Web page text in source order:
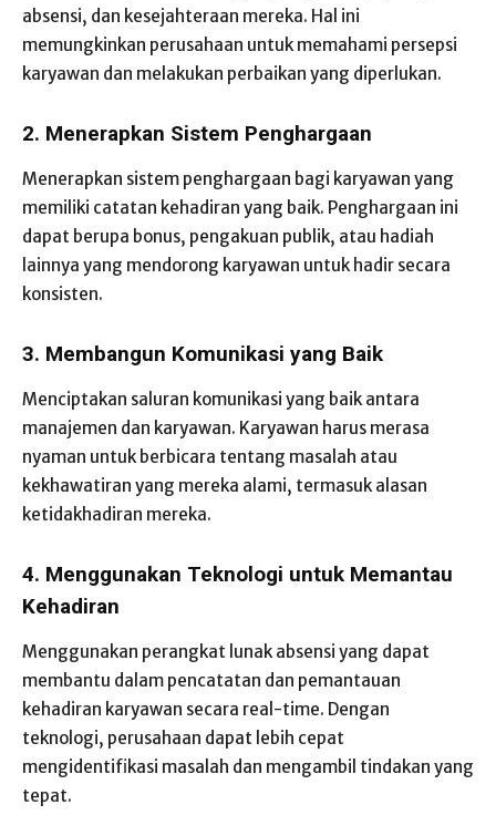
absensi, dan kesejahteraan mereka. Hal ini
memungkinkan perusahaan untuk memahami persepsi
karyawan dan melakukan perbaikan yang diperlukan.
2. Menerapkan Sistem Penghargaan
Menerapkan sistem penghargaan bagi karyawan yang
memiliki catatan kehadiran yang baik. Penghargaan ini
dapat berupa bonus, pengakuan publik, atau hadiah
lainnya yang mendorong karyawan untuk hadir secara
konsisten.
3. Membangun Komunikasi yang Baik
Menciptakan saluran komunikasi yang baik antara
manajemen dan karyawan. Karyawan harus merasa
nyaman untuk berbicara tentang masalah atau
kekhawatiran yang mereka alami, termasuk alasan
ketidakhadiran mereka.
4. Menggunakan Teknologi untuk Memantau
Kehadiran
Menggunakan perangkat lunak absensi yang dapat
membantu dalam pencatatan dan pemantauan
kehadiran karyawan secara real-time. Dengan
teknologi, perusahaan dapat lebih cepat
mengidentifikasi masalah dan mengambil tindakan yang
tepat.